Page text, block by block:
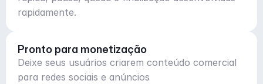
rapidamente.
Pronto para monetização
Deixe seus usuários criarem conteúdo comercial
para redes sociais e anúncios